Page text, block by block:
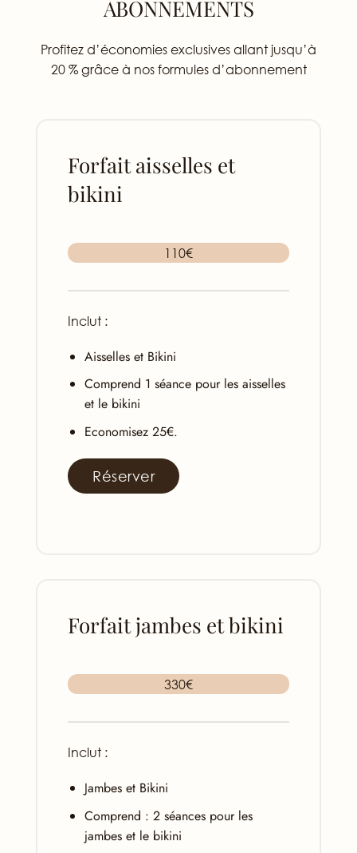
ABONNEMENTS
Profitez d’économies exclusives allant jusqu’à
20 % grâce à nos formules d’abonnement
Forfait aisselles et
bikini
110€
Inclut :
Aisselles et Bikini
Comprend 1 séance pour les aisselles
et le bikini
Economisez 25€.
Réserver
Forfait jambes et bikini
330€
Inclut :
Jambes et Bikini
Comprend : 2 séances pour les
jambes et le bikini